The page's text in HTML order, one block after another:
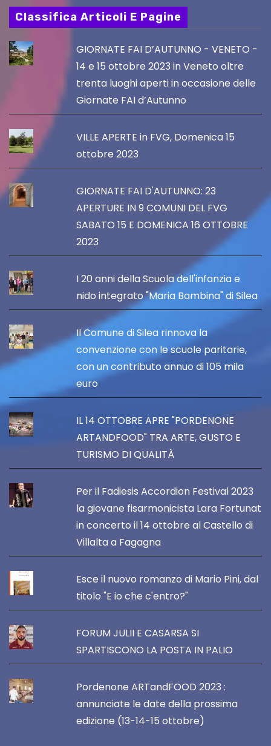
Classifica Articoli E Pagine
GIORNATE FAI D’AUTUNNO - VENETO -
14 e 15 ottobre 2023 in Veneto oltre
trenta luoghi aperti in occasione delle
Giornate FAI d’Autunno
VILLE APERTE in FVG, Domenica 15
ottobre 2023
GIORNATE FAI D'AUTUNNO: 23
APERTURE IN 9 COMUNI DEL FVG
SABATO 15 E DOMENICA 16 OTTOBRE
2023
I 20 anni della Scuola dell'infanzia e
nido integrato "Maria Bambina" di Silea
Il Comune di Silea rinnova la
convenzione con le scuole paritarie,
con un contributo annuo di 105 mila
euro
IL 14 OTTOBRE APRE "PORDENONE
ARTANDFOOD" TRA ARTE, GUSTO E
TURISMO DI QUALITÀ
Per il Fadiesis Accordion Festival 2023
la giovane fisarmonicista Lara Fortunat
in concerto il 14 ottobre al Castello di
Villalta a Fagagna
Esce il nuovo romanzo di Mario Pini, dal
titolo "E io che c'entro?"
FORUM JULII E CASARSA SI
SPARTISCONO LA POSTA IN PALIO
Pordenone ARTandFOOD 2023 :
annunciate le date della prossima
edizione (13-14-15 ottobre)